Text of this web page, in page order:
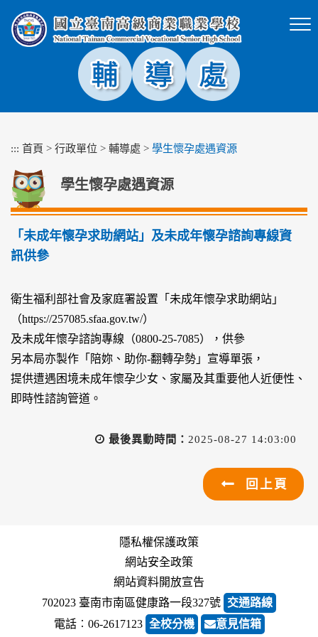
塊
::: 首頁 > 行政單位 > 輔導處 > 學生懷孕處遇資源
學生懷孕處遇資源
「未成年懷孕求助網站」及未成年懷孕諮詢專線資
訊供參
衛生福利部社會及家庭署設置「未成年懷孕求助網站」
（https://257085.sfaa.gov.tw/）
及未成年懷孕諮詢專線（0800-25-7085），供參
另本局亦製作「陪妳、助你-翻轉孕勢」宣導單張，
提供遭遇困境未成年懷孕少女、家屬及其重要他人近便性、
即時性諮詢管道。
最後異動時間： 2025-08-27 14:03:00
回上頁
隱私權保護政策
網站安全政策
網站資料開放宣告
702023 臺南市南區健康路一段327號 交通路線
電話︰06-2617123 全校分機 意見信箱